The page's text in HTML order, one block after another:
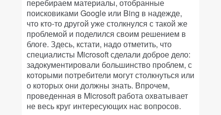
перебираем материалы, отобранные
поисковиками Google или Bing в надежде,
что кто-то другой уже столкнулся с такой же
проблемой и поделился своим решением в
блоге. Здесь, кстати, надо отметить, что
специалисты Microsoft сделали доброе дело:
задокументировали большинство проблем, с
которыми потребители могут столкнуться или
о которых они должны знать. Впрочем,
проведенная в Microsoft работа охватывает
не весь круг интересующих нас вопросов.